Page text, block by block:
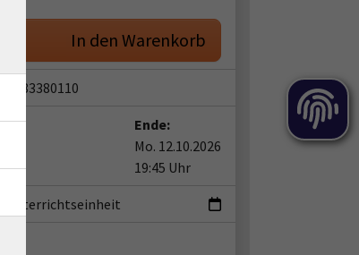
In den Warenkorb
83380110
Ende:
Mo. 12.10.2026
19:45 Uhr
1 Unterrichtseinheit